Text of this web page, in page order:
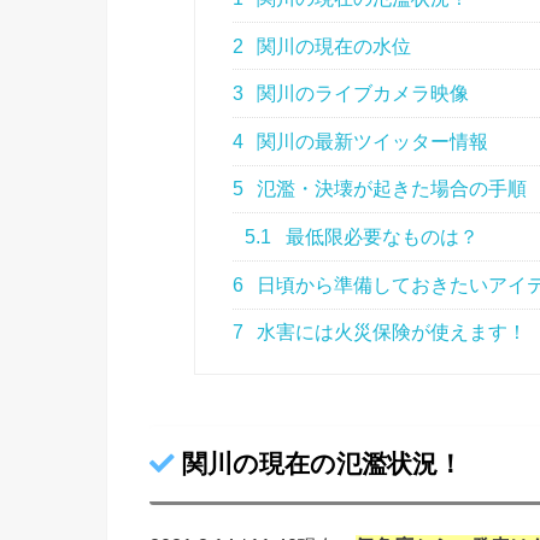
2 関川の現在の水位
3 関川のライブカメラ映像
4 関川の最新ツイッター情報
5 氾濫・決壊が起きた場合の手順
5.1 最低限必要なものは？
6 日頃から準備しておきたいアイ
7 水害には火災保険が使えます！
関川の現在の氾濫状況！